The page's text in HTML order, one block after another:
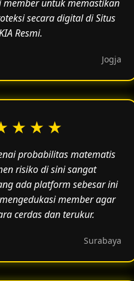
untuk memastikan
secara digital di Situs
Resmi.
Jogja
probabilitas matematis
risiko di sini sangat
ada platform sebesar ini
member agar
cerdas dan terukur.
Surabaya